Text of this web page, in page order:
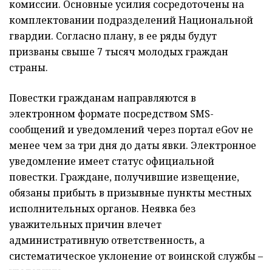
комиссии. Основные усилия сосредоточены на
комплектовании подразделений Национальной
гвардии. Согласно плану, в ее ряды будут
призваны свыше 7 тысяч молодых граждан
страны.
Повестки гражданам направляются в
электронном формате посредством SMS-
сообщений и уведомлений через портал eGov не
менее чем за три дня до даты явки. Электронное
уведомление имеет статус официальной
повестки. Граждане, получившие извещение,
обязаны прибыть в призывные пункты местных
исполнительных органов. Неявка без
уважительных причин влечет
административную ответственность, а
систематическое уклонение от воинской службы –